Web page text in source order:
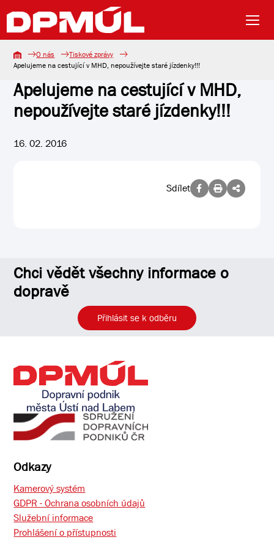
O nás
Tiskové zprávy
Apelujeme na cestující v MHD, nepoužívejte staré jízdenky!!!
Apelujeme na cestující v MHD,
nepoužívejte staré jízdenky!!!
16. 02. 2016
Sdílet
Chci vědět všechny informace o
dopravě
Přihlásit se k odběru
Odkazy
Kamerový systém
GDPR - Ochrana osobních údajů
Služební informace
Prohlášení o přístupnosti